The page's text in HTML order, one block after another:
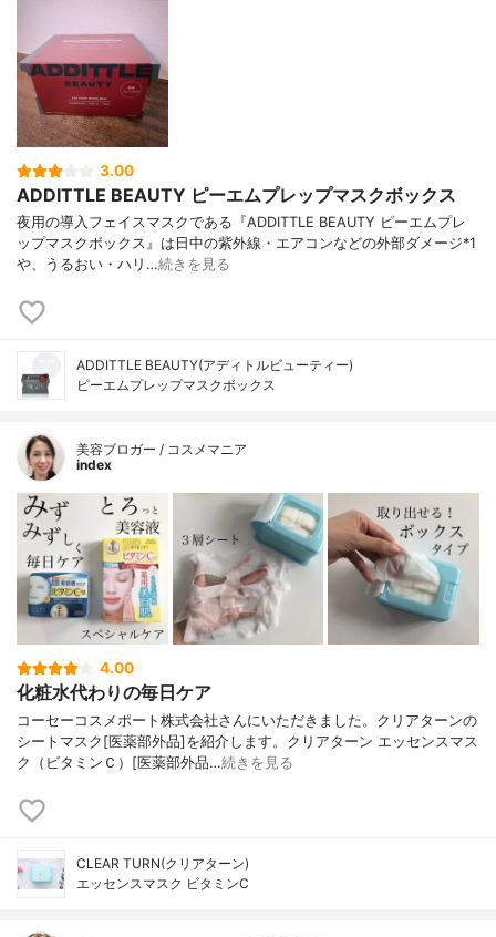
3.00
ADDITTLE BEAUTY ピーエムプレップマスクボックス
夜用の導入フェイスマスクである『ADDITTLE BEAUTY ピーエムプレ
ップマスクボックス』は日中の紫外線・エアコンなどの外部ダメージ*1
や、うるおい・ハリ…続きを見る
ADDITTLE BEAUTY(アディトルビューティー)
ピーエムプレップマスクボックス
美容ブロガー / コスメマニア
index
4.00
化粧水代わりの毎日ケア
コーセーコスメポート株式会社さんにいただきました。クリアターンの
シートマスク[医薬部外品]を紹介します。クリアターン エッセンスマス
ク（ビタミンＣ）[医薬部外品…続きを見る
CLEAR TURN(クリアターン)
エッセンスマスク ビタミンC